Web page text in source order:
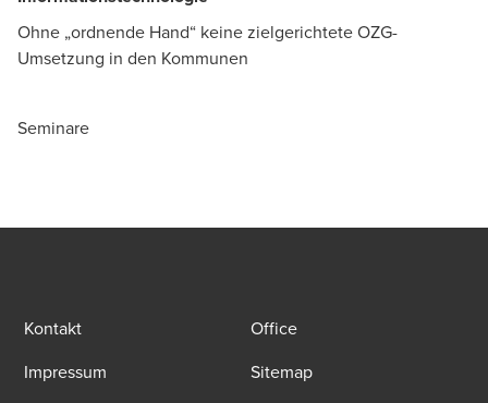
Ohne „ordnende Hand“ keine zielgerichtete OZG-
Umsetzung in den Kommunen
Seminare
Kontakt
Office
Impressum
Sitemap